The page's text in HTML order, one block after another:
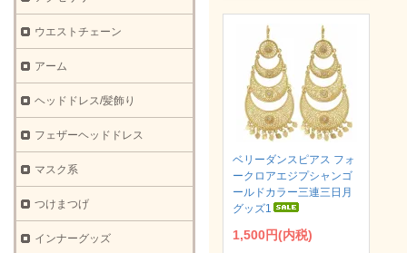
ベリーダンスピアス フォ
ークロアエジプシャンゴ
ールドカラー三連三日月
グッズ1
1,500円(内税)
ウエストチェーン
アーム
ヘッドドレス/髪飾り
フェザーヘッドドレス
マスク系
つけまつげ
インナーグッズ